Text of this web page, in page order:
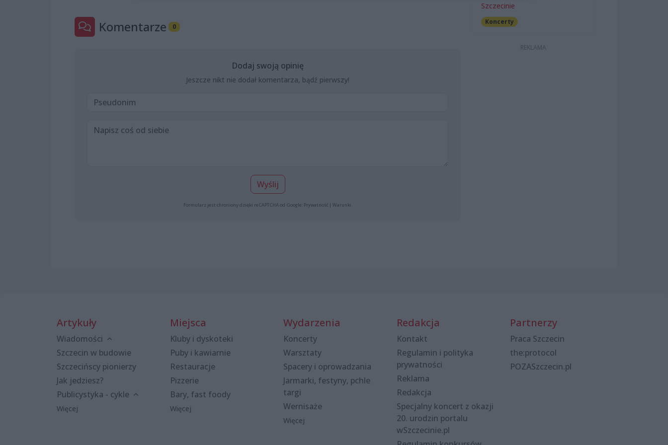
Komentarze 0
Dodaj swoją opinię
Jeszcze nikt nie dodał komentarza, bądź pierwszy!
Wyślij
Formularz jest chroniony dzięki reCAPTCHA od Google: Prywatność| Warunki
Szczecinie
Koncerty
Artykuły
Wiadomości
Szczecin w budowie
Szczecińscy pionierzy
Jak jedziesz?
Publicystyka - cykle
Więcej
Miejsca
Kluby i dyskoteki
Puby i kawiarnie
Restauracje
Pizzerie
Bary, fast foody
Więcej
Wydarzenia
Koncerty
Warsztaty
Spacery i oprowadzania
Jarmarki, festyny, pchle
targi
Wernisaże
Więcej
Redakcja
Kontakt
Regulamin i polityka
prywatności
Reklama
Redakcja
Specjalny koncert z okazji
20. urodzin portalu
wSzczecinie.pl
Partnerzy
Praca Szczecin
the:protocol
POZASzczecin.pl